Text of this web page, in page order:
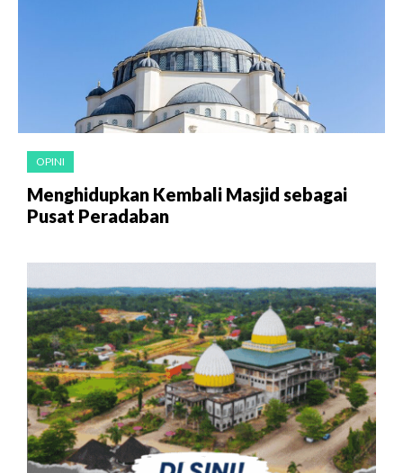
OPINI
Menghidupkan Kembali Masjid sebagai
Pusat Peradaban